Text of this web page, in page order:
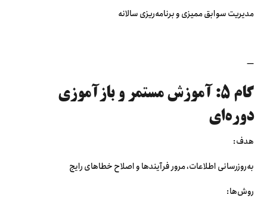
مدیریت سوابق ممیزی و برنامه‌ریزی سالانه
—
گام ۵: آموزش مستمر و بازآموزی
دوره‌ای
هدف:
به‌روزرسانی اطلاعات، مرور فرآیندها و اصلاح خطاهای رایج
روش‌ها: